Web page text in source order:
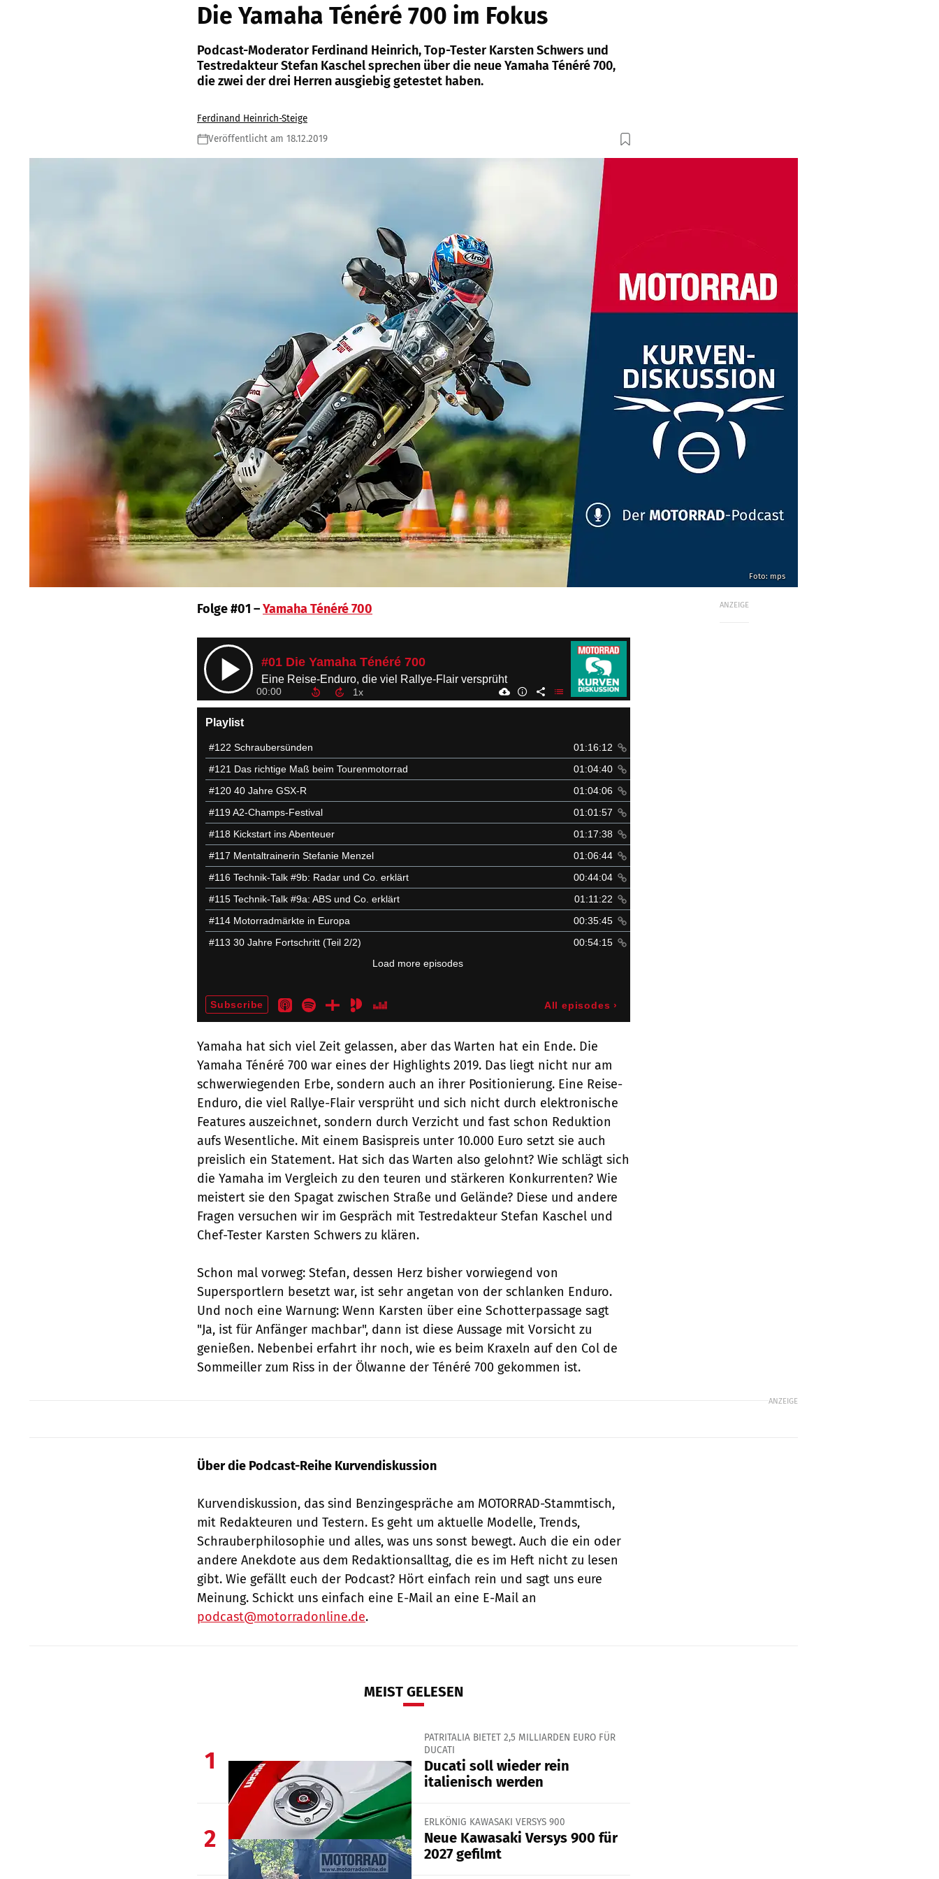
Die Yamaha Ténéré 700 im Fokus
Podcast-Moderator Ferdinand Heinrich, Top-Tester Karsten Schwers und
Testredakteur Stefan Kaschel sprechen über die neue Yamaha Ténéré 700,
die zwei der drei Herren ausgiebig getestet haben.
Ferdinand Heinrich-Steige
Veröffentlicht am 18.12.2019
Foto: mps
ANZEIGE
Folge #01 –Yamaha Ténéré 700
Yamaha hat sich viel Zeit gelassen, aber das Warten hat ein Ende. Die
Yamaha Ténéré 700 war eines der Highlights 2019. Das liegt nicht nur am
schwerwiegenden Erbe, sondern auch an ihrer Positionierung. Eine Reise-
Enduro, die viel Rallye-Flair versprüht und sich nicht durch elektronische
Features auszeichnet, sondern durch Verzicht und fast schon Reduktion
aufs Wesentliche. Mit einem Basispreis unter 10.000 Euro setzt sie auch
preislich ein Statement. Hat sich das Warten also gelohnt? Wie schlägt sich
die Yamaha im Vergleich zu den teuren und stärkeren Konkurrenten? Wie
meistert sie den Spagat zwischen Straße und Gelände? Diese und andere
Fragen versuchen wir im Gespräch mit Testredakteur Stefan Kaschel und
Chef-Tester Karsten Schwers zu klären.
Schon mal vorweg: Stefan, dessen Herz bisher vorwiegend von
Supersportlern besetzt war, ist sehr angetan von der schlanken Enduro.
Und noch eine Warnung: Wenn Karsten über eine Schotterpassage sagt
"Ja, ist für Anfänger machbar", dann ist diese Aussage mit Vorsicht zu
genießen. Nebenbei erfahrt ihr noch, wie es beim Kraxeln auf den Col de
Sommeiller zum Riss in der Ölwanne der Ténéré 700 gekommen ist.
ANZEIGE
Über die Podcast-Reihe Kurvendiskussion
Kurvendiskussion, das sind Benzingespräche am MOTORRAD-Stammtisch,
mit Redakteuren und Testern. Es geht um aktuelle Modelle, Trends,
Schrauberphilosophie und alles, was uns sonst bewegt. Auch die ein oder
andere Anekdote aus dem Redaktionsalltag, die es im Heft nicht zu lesen
gibt. Wie gefällt euch der Podcast? Hört einfach rein und sagt uns eure
Meinung. Schickt uns einfach eine E-Mail an eine E-Mail an
podcast@motorradonline.de.
MEIST GELESEN
1
PATRITALIA BIETET 2,5 MILLIARDEN EURO FÜR
DUCATI
Ducati soll wieder rein
italienisch werden
2
ERLKÖNIG KAWASAKI VERSYS 900
Neue Kawasaki Versys 900 für
2027 gefilmt